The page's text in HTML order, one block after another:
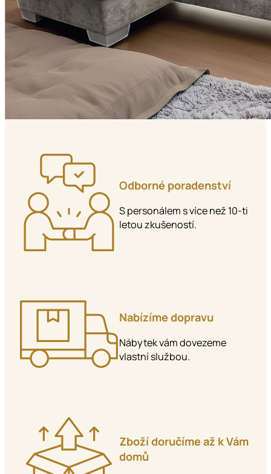
Odborné poradenství
S personálem s více než 10-ti
letou zkušeností.
Nabízíme dopravu
Nábytek vám dovezeme
vlastní službou.
Zboží doručíme až k Vám
domů